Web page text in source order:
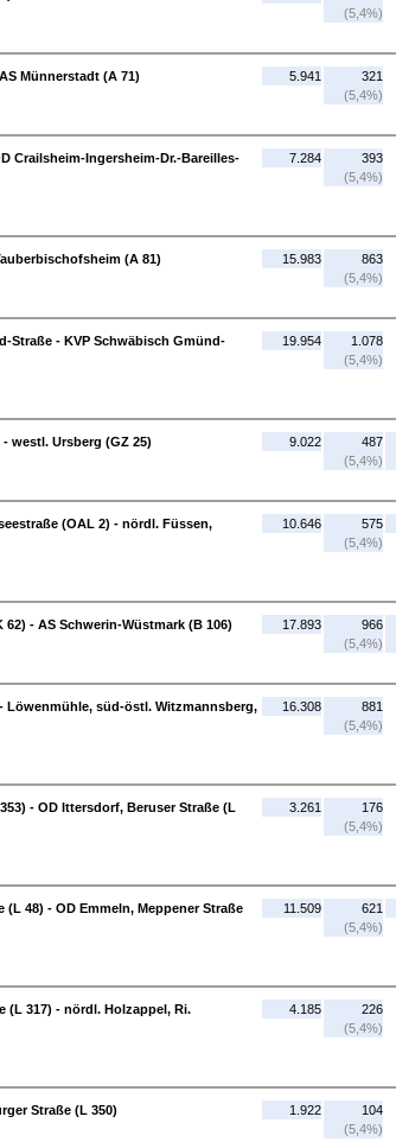
(5,4%)
Münnerstadt (A 71)
5.941
321
(5,4%)
Crailsheim-Ingersheim-Dr.-Bareilles-
7.284
393
(5,4%)
(A 81)
15.983
863
(5,4%)
Straße - KVP Schwäbisch Gmünd-
19.954
1.078
(5,4%)
westl. Ursberg (GZ 25)
9.022
487
(5,4%)
(OAL 2) - nördl. Füssen,
10.646
575
(5,4%)
- AS Schwerin-Wüstmark (B 106)
17.893
966
(5,4%)
Löwenmühle, süd-östl. Witzmannsberg,
16.308
881
(5,4%)
- OD Ittersdorf, Beruser Straße (L
3.261
176
(5,4%)
(L 48) - OD Emmeln, Meppener Straße
11.509
621
(5,4%)
(L 317) - nördl. Holzappel, Ri.
4.185
226
(5,4%)
Straße (L 350)
1.922
104
(5,4%)